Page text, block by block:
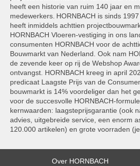
heeft een historie van ruim 140 jaar en
medewerkers. HORNBACH is sinds
heeft inmiddels achttien
HORNBACH Vloeren-vestiging in ons
consumenten HORNBACH voor de
Bouwmarkt van Nederland. Ook nam
de zevende keer op rij de Webshop
ontvangst. HORNBACH kreeg in april
predicaat Laagste Prijs van de
bouwmarkt is 14% voordeliger dan het
voor de succesvolle HORNBACH-
kernwaarden: laagsteprijsgarantie (ook
advies, uitgebreide service, een enorm
120.000 artikelen) en grote voorraden
Over HORNBACH